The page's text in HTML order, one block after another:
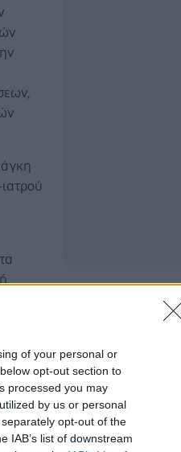
of your personal or
opt-out section to
processed you may
by us or personal
opt-out of the
IAB’s list of downstream
ΔΙΑΒΑΣΤΕ